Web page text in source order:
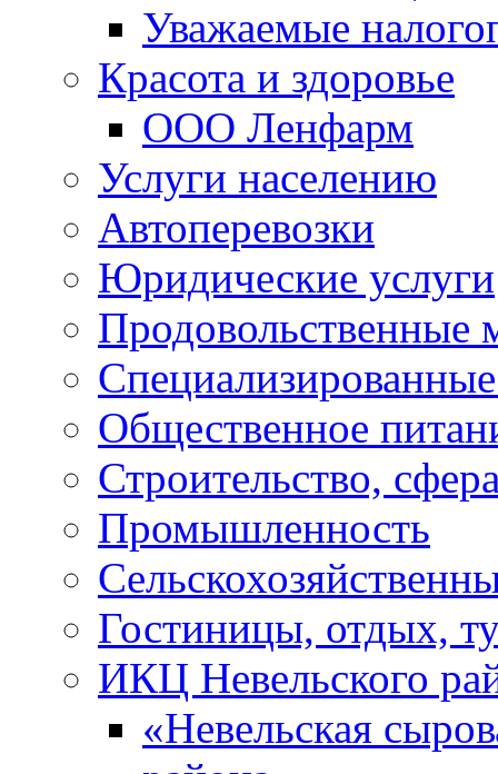
Уважаемые
Красота и здоровье
ООО Ленфарм
Услуги населению
Автоперевозки
Юридические услуги
Продовольственные
Общественное
Строительство,
Промышленность
Гостиницы, отдых,
ИКЦ Невельского
«Невельская